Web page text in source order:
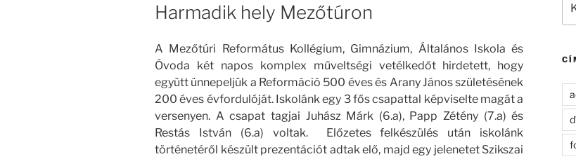
Harmadik hely Mezőtúron
A Mezőtúri Református Kollégium, Gimnázium, Általános Iskola és
Óvoda két napos komplex műveltségi vetélkedőt hirdetett, hogy
együtt ünnepeljük a Reformáció 500 éves és Arany János születésének
200 éves évfordulóját. Iskolánk egy 3 fős csapattal képviselte magát a
versenyen. A csapat tagjai Juhász Márk (6.a), Papp Zétény (7.a) és
Restás István (6.a) voltak. Előzetes felkészülés után iskolánk
történetéről készült prezentációt adtak elő, majd egy jelenetet Szikszai